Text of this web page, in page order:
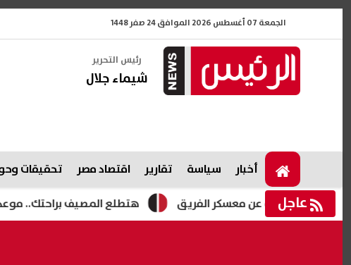
الجمعة 07 أغسطس 2026 الموافق 24 صفر 1448
رئيس التحرير
شيماء جلال
أخبار سياسة تقارير اقتصاد مصر تحقيقات
عاجل هتطلع المصيف براحتك.. موعد إجازة غيابه عن معسكر الفريق